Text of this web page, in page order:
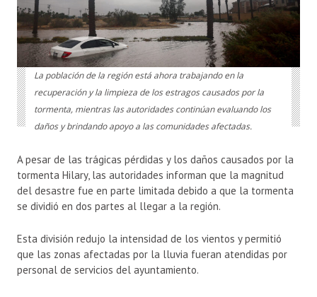
La población de la región está ahora trabajando en la
recuperación y la limpieza de los estragos causados por la
tormenta, mientras las autoridades continúan evaluando los
daños y brindando apoyo a las comunidades afectadas.
A pesar de las trágicas pérdidas y los daños causados por la
tormenta Hilary, las autoridades informan que la magnitud
del desastre fue en parte limitada debido a que la tormenta
se dividió en dos partes al llegar a la región.
Esta división redujo la intensidad de los vientos y permitió
que las zonas afectadas por la lluvia fueran atendidas por
personal de servicios del ayuntamiento.